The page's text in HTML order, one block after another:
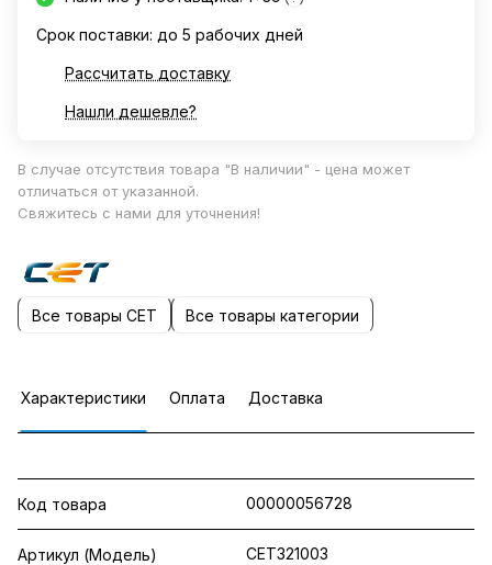
Срок поставки: до 5 рабочих дней
Рассчитать доставку
Нашли дешевле?
В случае отсутствия товара "В наличии" - цена может
отличаться от указанной.
Свяжитесь с нами для уточнения!
Все товары CET Все товары категории
Характеристики Оплата Доставка
Код товара 00000056728
Артикул (Модель) CET321003